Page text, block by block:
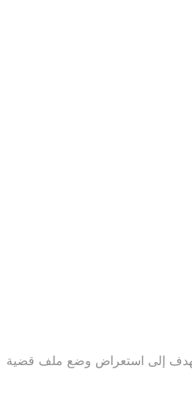
الخاصة بلبنان دانيال فرانسين يعقد جلسة تمهيدية رابعة في 16 كانون الأول الحالي، تهدف إلى استعراض وضع ملف قضية